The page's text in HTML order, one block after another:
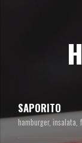
SAPORITO
hamburger, insalata,